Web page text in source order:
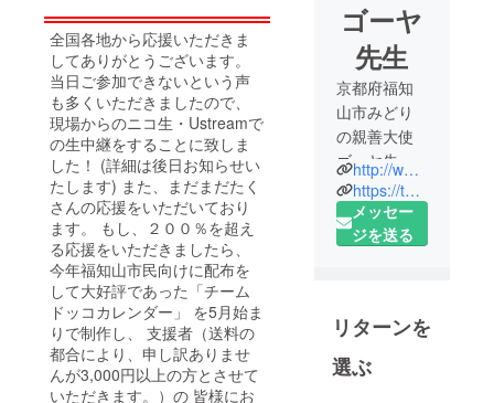
全国各地から応援いただきま
してありがとうございます。
当日ご参加できないという声
も多くいただきましたので、
現場からのニコ生・Ustreamで
の生中継をすることに致しま
した！ (詳細は後日お知らせい
たします) また、まだまだたく
さんの応援をいただいており
ます。 もし、２００％を超え
る応援をいただきましたら、
今年福知山市民向けに配布を
して大好評であった「チーム
ドッコカレンダー」 を5月始ま
りで制作し、 支援者（送料の
都合により、申し訳ありませ
んが3,000円以上の方とさせて
いただきます。）の 皆様にお
ゴーヤ
先生
京都府福知
山市みどり
の親善大使
ゴーヤ先生
（福知山環
境会議マス
コットキャ
使ったみど
りのカーテ
ンの普及を
http://www.fukuchiyama-kankyokaigi.jp/5858/
https://twitter.com/goyasensei
メッセー
ジを送る
リターンを
選ぶ